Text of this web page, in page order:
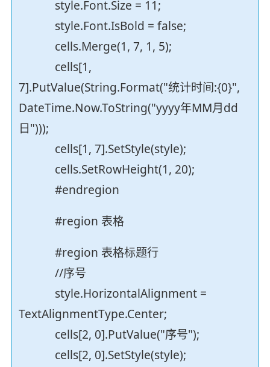
style.Font.Size = 11;
style.Font.IsBold = false;
cells.Merge(1, 7, 1, 5);
cells[1,
7].PutValue(String.Format("统计时间:{0}",
DateTime.Now.ToString("yyyy年MM月dd
日")));
cells[1, 7].SetStyle(style);
cells.SetRowHeight(1, 20);
#endregion
#region 表格
#region 表格标题行
//序号
style.HorizontalAlignment =
TextAlignmentType.Center;
cells[2, 0].PutValue("序号");
cells[2, 0].SetStyle(style);